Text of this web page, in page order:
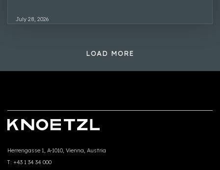
July 28, 2026
LOAD MORE
Herrengasse 1, A-1010, Vienna, Austria
T: +43 1 34 34 000